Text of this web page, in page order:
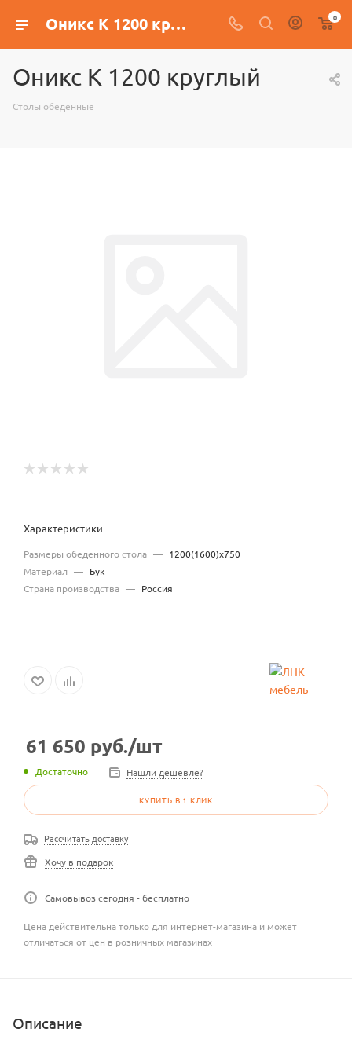
Оникс К 1200 круглый 0
Оникс К 1200 круглый
Столы обеденные
Характеристики
Размеры обеденного стола — 1200(1600)х750
Материал — Бук
Страна производства — Россия
61 650 руб./шт
Достаточно Нашли дешевле?
КУПИТЬ В 1 КЛИК
Рассчитать доставку
Хочу в подарок
Самовывоз сегодня - бесплатно
Цена действительна только для интернет-магазина и может
отличаться от цен в розничных магазинах
Описание